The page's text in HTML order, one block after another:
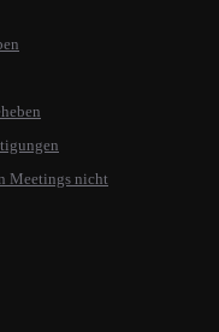
Meetings nicht